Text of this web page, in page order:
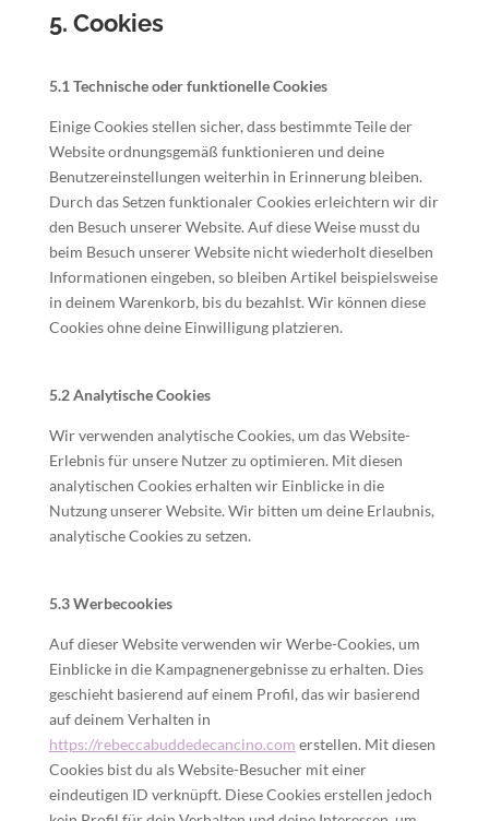
5. Cookies
5.1 Technische oder funktionelle Cookies
Einige Cookies stellen sicher, dass bestimmte Teile der
Website ordnungsgemäß funktionieren und deine
Benutzereinstellungen weiterhin in Erinnerung bleiben.
Durch das Setzen funktionaler Cookies erleichtern wir dir
den Besuch unserer Website. Auf diese Weise musst du
beim Besuch unserer Website nicht wiederholt dieselben
Informationen eingeben, so bleiben Artikel beispielsweise
in deinem Warenkorb, bis du bezahlst. Wir können diese
Cookies ohne deine Einwilligung platzieren.
5.2 Analytische Cookies
Wir verwenden analytische Cookies, um das Website-
Erlebnis für unsere Nutzer zu optimieren. Mit diesen
analytischen Cookies erhalten wir Einblicke in die
Nutzung unserer Website. Wir bitten um deine Erlaubnis,
analytische Cookies zu setzen.
5.3 Werbecookies
Auf dieser Website verwenden wir Werbe-Cookies, um
Einblicke in die Kampagnenergebnisse zu erhalten. Dies
geschieht basierend auf einem Profil, das wir basierend
auf deinem Verhalten in
https://rebeccabuddedecancino.com erstellen. Mit diesen
Cookies bist du als Website-Besucher mit einer
eindeutigen ID verknüpft. Diese Cookies erstellen jedoch